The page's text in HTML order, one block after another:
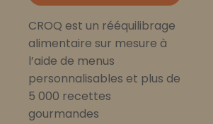
CROQ est un rééquilibrage
alimentaire sur mesure à
l’aide de menus
personnalisables et plus de
5 000 recettes
gourmandes